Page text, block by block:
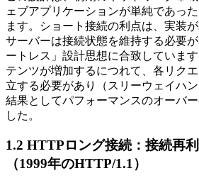
ェブアプリケーションが単純であっ
ます。ショート接続の利点は、実装
サーバーは接続状態を維持する必要
ートレス」設計思想に合致していま
テンツが増加するにつれて、各リク
立する必要があり（スリーウェイハ
結果としてパフォーマンスのオーバ
した。
1.2 HTTPロング接続：接続再
（1999年のHTTP/1.1）